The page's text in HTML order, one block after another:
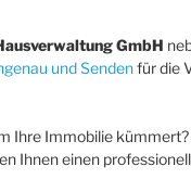
GmbH
und Sendenfür die
Ihre Immobilie
Ihnen einen